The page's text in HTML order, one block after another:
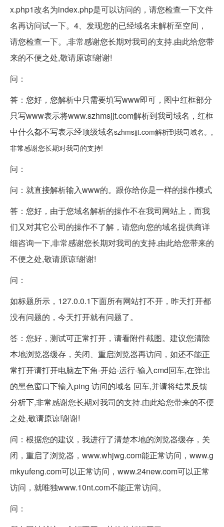
x.php1改名为index.php是可以访问的，请您检查一下文件
名再访问试一下。4、发现您的已经域名未解析至空间，
请您检查一下。,非常感谢您长期对我司的支持.由此给您带
来的不便之处,敬请原谅!谢谢!
问：
答：您好，您解析中只需要填写www即可，图中红框部分
只写www表示将www.szhmsjjt.com解析到我司域名，红框
中什么都不写表示经顶级域名szhmsjjt.com解析到我司域名。,
非常感谢您长期对我司的支持!
问：
问：就直接解析输入www的。跟你给你是一样的操作模式
答：您好，由于您域名解析的操作不在我司网站上，而我
们又对其它公司的操作不了解，请您向您的域名提供商详
细咨询一下,非常感谢您长期对我司的支持.由此给您带来的
不便之处,敬请原谅!谢谢!
问：
如标题所示，127.0.0.1下面所有网站打不开，昨天打开都
没有问题的，今天打开就有问题了。
答：您好，测试可正常打开，请看附件截图。建议您清除
本地浏览器缓存，关闭、重启浏览器再访问，如还不能正
常打开请打开电脑左下角-开始-运行-输入cmd回车,在弹出
的黑色窗口下输入ping 访问的域名 回车,并请将结果反馈
分析下,非常感谢您长期对我司的支持.由此给您带来的不便
之处,敬请原谅!谢谢!
问：根据您的建议，我进行了清楚本地的浏览器缓存，关
闭，重启了浏览器，www.whjwg.com能正常访问，www.g
mkyufeng.com可以正常访问，www.24new.com可以正常
访问，就唯独www.10nt.com不能正常访问。
问：